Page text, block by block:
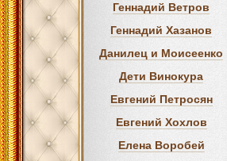
Геннадий Ветров
Геннадий Хазанов
Данилец и Моисеенко
Дети Винокура
Евгений Петросян
Евгений Хохлов
Елена Воробей